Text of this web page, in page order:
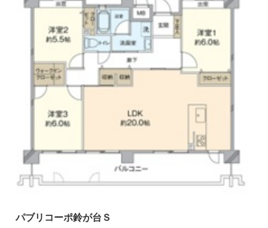
パブリコーポ鈴が台Ｓ